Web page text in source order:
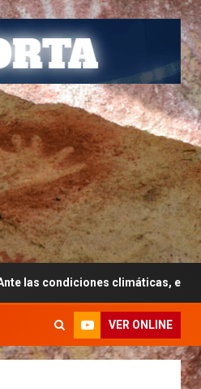
climáticas, el Municipio
VER ONLINE